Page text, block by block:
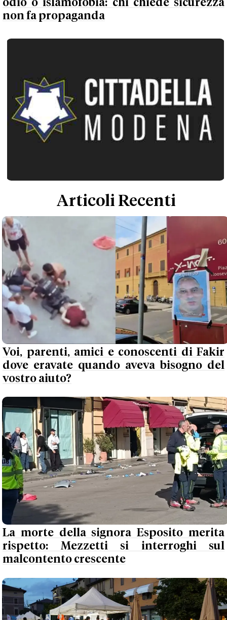
odio o islamofobia: chi chiede sicurezza
non fa propaganda
Articoli Recenti
Voi, parenti, amici e conoscenti di Fakir
dove eravate quando aveva bisogno del
vostro aiuto?
La morte della signora Esposito merita
rispetto: Mezzetti si interroghi sul
malcontento crescente